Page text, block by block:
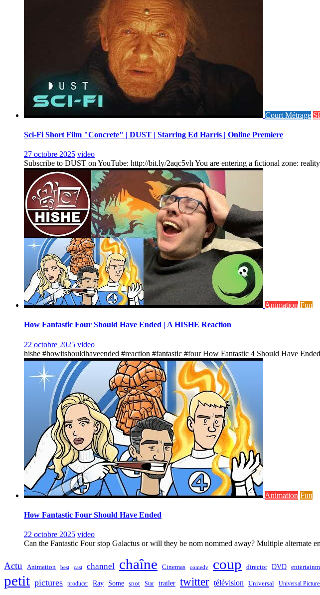
Court Métrage
Sci-Fi Short Film "Concrete" | DUST | Starring Ed Harris | Online Premiere
27 octobre 2025 video
Subscribe to DUST on YouTube: http://bit.ly/2aqc5vh You are entering a fictional zone: reality
Animation Fun
How Fantastic Four Should Have Ended | A HISHE Reaction
22 octobre 2025 video
hishe #howitshouldhaveended #reaction #fantastic #four How Fantastic 4 Should Have
Animation Fun
How Fantastic Four Should Have Ended
22 octobre 2025 video
Can the Fantastic Four stop Galactus or will they be nom nommed away? Multiple alternate
Actu Animation best cast channel chaîne Cinemas comedy coup director DVD
petit pictures producer Ray Some spot Star trailer twitter télévision Universal Universal